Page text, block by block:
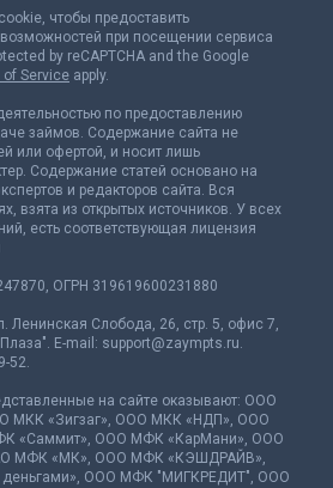
чтобы предоставить
при посещении сервиса
by reCAPTCHA and the Google
of Service apply.
по предоставлению
займов. Содержание сайта не
или офертой, и носит лишь
Содержание статей основано на
и редакторов сайта. Вся
взята из открытых источников. У всех
есть соответствующая лицензия
ОГРН 319619600231880
Ленинская Слобода, 26, стр. 5, офис 7,
E-mail: support@zaympts.ru.
52.
на сайте оказывают: ООО
«Зигзаг», ООО МКК «НДП», ООО
«Саммит», ООО МФК «КарМани», ООО
МФК «МК», ООО МФК «КЭШДРАЙВ»,
ООО МФК "МИГКРЕДИТ", ООО